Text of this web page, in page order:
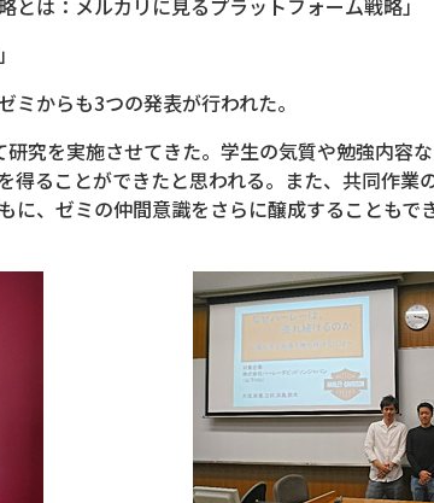
からも3つの発表が行われた。
究を実施させてきた。学生の気質や勉強内容
ることができたと思われる。また、共同作業
、ゼミの仲間意識をさらに醸成することもで